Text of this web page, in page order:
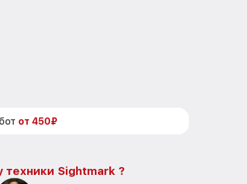
от 450₽
Sightmark ?